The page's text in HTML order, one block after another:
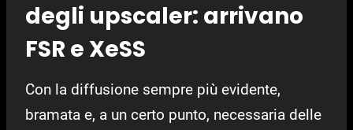
degli upscaler: arrivano
FSR e XeSS
Con la diffusione sempre più evidente,
bramata e, a un certo punto, necessaria delle